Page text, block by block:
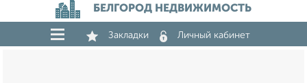
БЕЛГОРОД НЕДВИЖИМОСТЬ
Закладки Личный кабинет